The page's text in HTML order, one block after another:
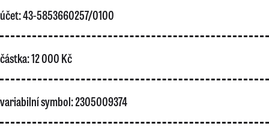
účet: 43-5853660257/0100
částka: 12 000 Kč
variabilní symbol: 2305009374